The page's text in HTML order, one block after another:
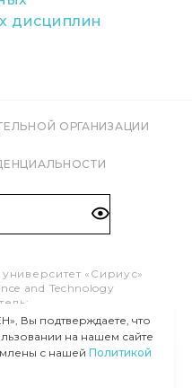
дисциплин
ОРГАНИЗАЦИИ
«Сириус»
and Technology
«Талант и успех»
«Сириус»,
41 55
Вы подтверждаете, что
на нашем сайте
с нашей Политикой